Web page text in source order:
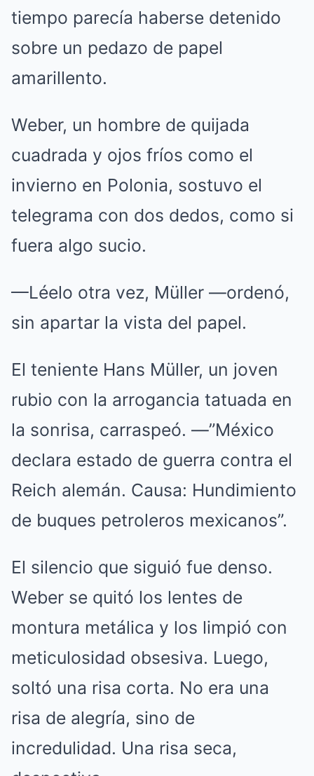
tiempo parecía haberse detenido
sobre un pedazo de papel
amarillento.
Weber, un hombre de quijada
cuadrada y ojos fríos como el
invierno en Polonia, sostuvo el
telegrama con dos dedos, como si
fuera algo sucio.
—Léelo otra vez, Müller —ordenó,
sin apartar la vista del papel.
El teniente Hans Müller, un joven
rubio con la arrogancia tatuada en
la sonrisa, carraspeó. —”México
declara estado de guerra contra el
Reich alemán. Causa: Hundimiento
de buques petroleros mexicanos”.
El silencio que siguió fue denso.
Weber se quitó los lentes de
montura metálica y los limpió con
meticulosidad obsesiva. Luego,
soltó una risa corta. No era una
risa de alegría, sino de
incredulidad. Una risa seca,